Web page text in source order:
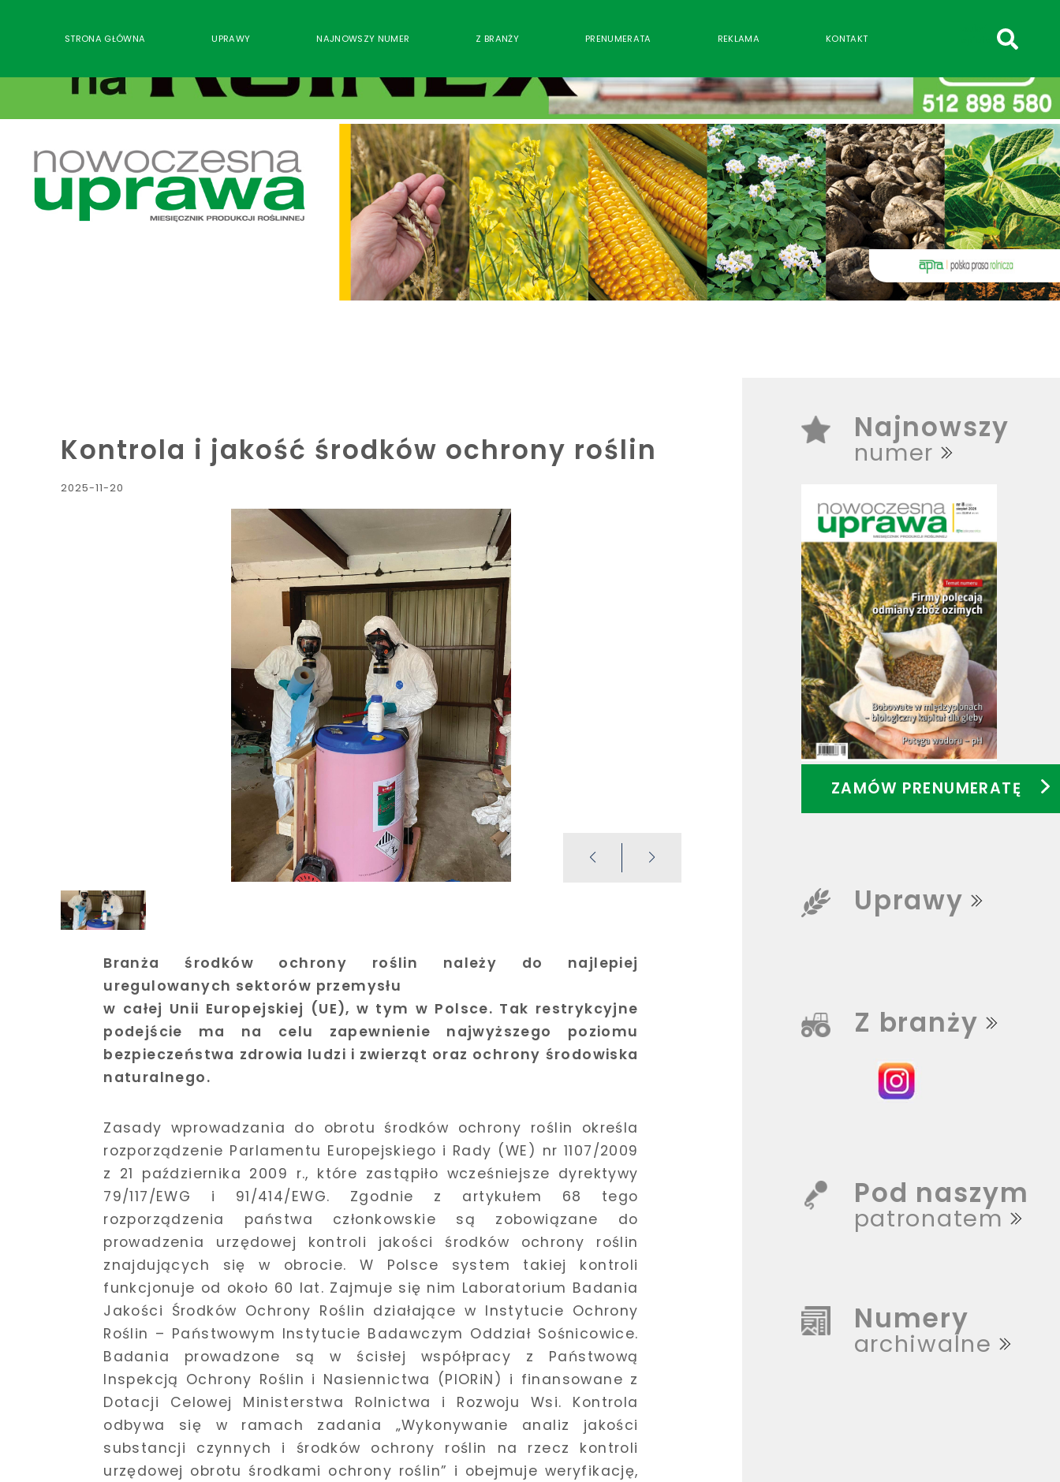
STRONA GŁÓWNA UPRAWY NAJNOWSZY NUMER Z BRANŻY PRENUMERATA REKLAMA KONTAKT
WPISZ CO NAJMNIEJ 3 ZNAKI
Kontrola i jakość środków ochrony roślin
2025-11-20
Branża środków ochrony roślin należy do najlepiej
uregulowanych sektorów przemysłu
w całej Unii Europejskiej (UE), w tym w Polsce. Tak restrykcyjne
podejście ma na celu zapewnienie najwyższego poziomu
bezpieczeństwa zdrowia ludzi i zwierząt oraz ochrony środowiska
naturalnego.
Zasady wprowadzania do obrotu środków ochrony roślin określa
rozporządzenie Parlamentu Europejskiego i Rady (WE) nr 1107/2009
z 21 października 2009 r., które zastąpiło wcześniejsze dyrektywy
79/117/EWG i 91/414/EWG. Zgodnie z artykułem 68 tego
rozporządzenia państwa członkowskie są zobowiązane do
prowadzenia urzędowej kontroli jakości środków ochrony roślin
znajdujących się w obrocie. W Polsce system takiej kontroli
funkcjonuje od około 60 lat. Zajmuje się nim Laboratorium Badania
Jakości Środków Ochrony Roślin działające w Instytucie Ochrony
Roślin – Państwowym Instytucie Badawczym Oddział Sośnicowice.
Badania prowadzone są w ścisłej współpracy z Państwową
Inspekcją Ochrony Roślin i Nasiennictwa (PIORiN) i finansowane z
Dotacji Celowej Ministerstwa Rolnictwa i Rozwoju Wsi. Kontrola
odbywa się w ramach zadania „Wykonywanie analiz jakości
substancji czynnych i środków ochrony roślin na rzecz kontroli
urzędowej obrotu środkami ochrony roślin” i obejmuje weryfikację,
Najnowszy
numer
ZAMÓW PRENUMERATĘ
Uprawy
Z branży
Pod naszym
patronatem
Numery
archiwalne